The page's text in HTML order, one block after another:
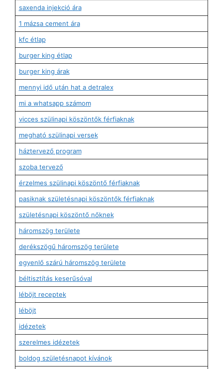
saxenda injekció ára
1 mázsa cement ára
kfc étlap
burger king étlap
burger king árak
mennyi idő után hat a detralex
mi a whatsapp számom
vicces szülinapi köszöntők férfiaknak
megható szülinapi versek
háztervező program
szoba tervező
érzelmes szülinapi köszöntő férfiaknak
pasiknak születésnapi köszöntők férfiaknak
születésnapi köszöntő nőknek
háromszög területe
derékszögű háromszög területe
egyenlő szárú háromszög területe
béltisztítás keserűsóval
léböjt receptek
léböjt
idézetek
szerelmes idézetek
boldog születésnapot kívánok